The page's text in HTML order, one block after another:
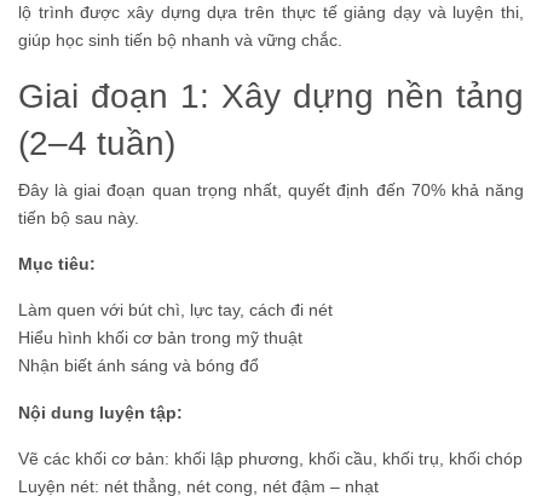
lộ trình được xây dựng dựa trên thực tế giảng dạy và luyện thi,
giúp học sinh tiến bộ nhanh và vững chắc.
Giai đoạn 1: Xây dựng nền tảng
(2–4 tuần)
Đây là giai đoạn quan trọng nhất, quyết định đến 70% khả năng
tiến bộ sau này.
Mục tiêu:
Làm quen với bút chì, lực tay, cách đi nét
Hiểu hình khối cơ bản trong mỹ thuật
Nhận biết ánh sáng và bóng đổ
Nội dung luyện tập:
Vẽ các khối cơ bản: khối lập phương, khối cầu, khối trụ, khối chóp
Luyện nét: nét thẳng, nét cong, nét đậm – nhạt